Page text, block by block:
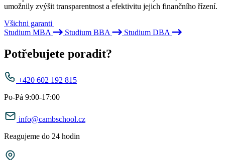
umožnily zvýšit transparentnost a efektivitu jejich finančního řízení.
Všichni garanti
Studium MBA
Studium BBA Studium DBA
Potřebujete poradit?
+420 602 192 815
Po-Pá 9:00-17:00
info@cambschool.cz
Reagujeme do 24 hodin